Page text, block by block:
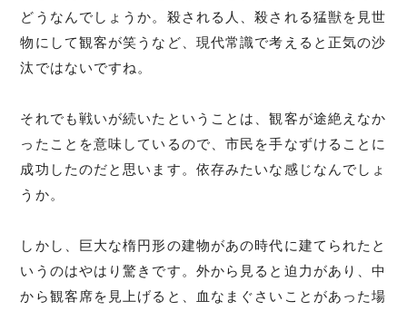
どうなんでしょうか。殺される人、殺される猛獣を見世
物にして観客が笑うなど、現代常識で考えると正気の沙
汰ではないですね。
それでも戦いが続いたということは、観客が途絶えなか
ったことを意味しているので、市民を手なずけることに
成功したのだと思います。依存みたいな感じなんでしょ
うか。
しかし、巨大な楕円形の建物があの時代に建てられたと
いうのはやはり驚きです。外から見ると迫力があり、中
から観客席を見上げると、血なまぐさいことがあった場